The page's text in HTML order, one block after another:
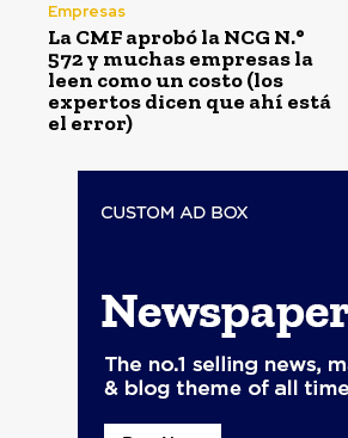
Empresas
La CMF aprobó la NCG N.°
572 y muchas empresas la
leen como un costo (los
expertos dicen que ahí está
el error)